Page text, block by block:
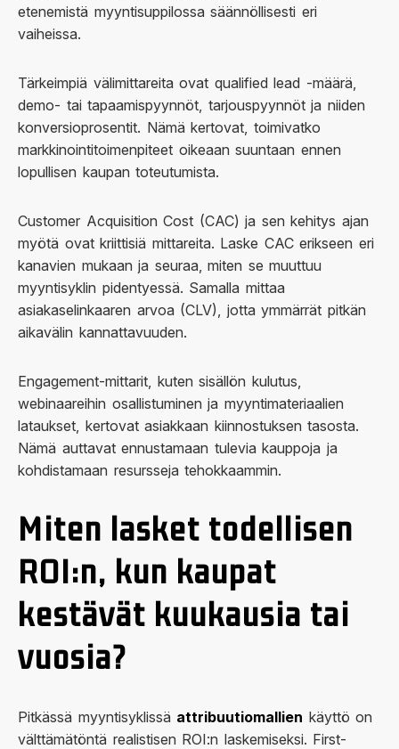
etenemistä myyntisuppilossa säännöllisesti eri
vaiheissa.
Tärkeimpiä välimittareita ovat qualified lead -määrä,
demo- tai tapaamispyynnöt, tarjouspyynnöt ja niiden
konversioprosentit. Nämä kertovat, toimivatko
markkinointitoimenpiteet oikeaan suuntaan ennen
lopullisen kaupan toteutumista.
Customer Acquisition Cost (CAC) ja sen kehitys ajan
myötä ovat kriittisiä mittareita. Laske CAC erikseen eri
kanavien mukaan ja seuraa, miten se muuttuu
myyntisyklin pidentyessä. Samalla mittaa
asiakaselinkaaren arvoa (CLV), jotta ymmärrät pitkän
aikavälin kannattavuuden.
Engagement-mittarit, kuten sisällön kulutus,
webinaareihin osallistuminen ja myyntimateriaalien
lataukset, kertovat asiakkaan kiinnostuksen tasosta.
Nämä auttavat ennustamaan tulevia kauppoja ja
kohdistamaan resursseja tehokkaammin.
Miten lasket todellisen
ROI:n, kun kaupat
kestävät kuukausia tai
vuosia?
Pitkässä myyntisyklissä attribuutiomallien käyttö on
välttämätöntä realistisen ROI:n laskemiseksi. First-